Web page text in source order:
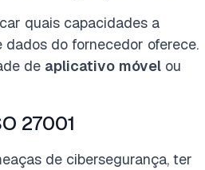
quais capacidades a
do fornecedor oferece.
de aplicativo móvel ou
27001
de cibersegurança, ter